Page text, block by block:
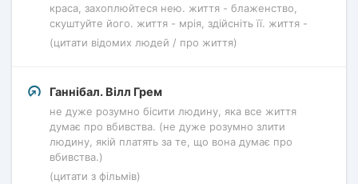
краса, захоплюйтеся нею. життя - блаженство,
скуштуйте його. життя - мрія, здійсніть її. життя -
(цитати відомих людей / про життя)
Ганнібал. Вілл Грем
не дуже розумно бісити людину, яка все життя
думає про вбивства. (не дуже розумно злити
людину, якій платять за те, що вона думає про
вбивства.)
(цитати з фільмів)